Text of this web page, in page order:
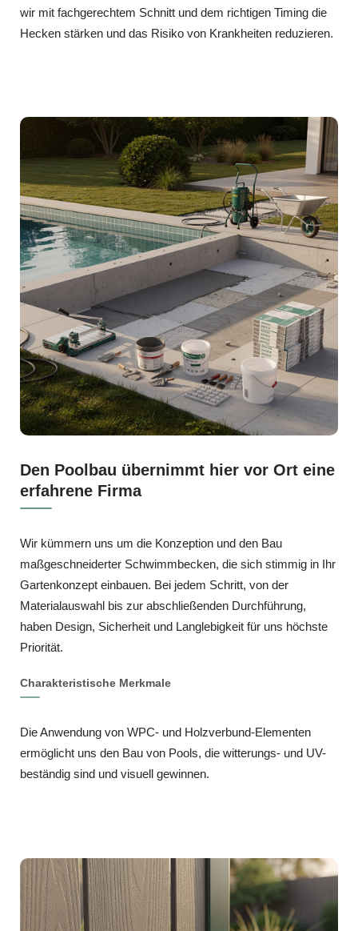
wir mit fachgerechtem Schnitt und dem richtigen Timing die
Hecken stärken und das Risiko von Krankheiten reduzieren.
Den Poolbau übernimmt hier vor Ort eine
erfahrene Firma
Wir kümmern uns um die Konzeption und den Bau
maßgeschneiderter Schwimmbecken, die sich stimmig in Ihr
Gartenkonzept einbauen. Bei jedem Schritt, von der
Materialauswahl bis zur abschließenden Durchführung,
haben Design, Sicherheit und Langlebigkeit für uns höchste
Priorität.
Charakteristische Merkmale
Die Anwendung von WPC- und Holzverbund-Elementen
ermöglicht uns den Bau von Pools, die witterungs- und UV-
beständig sind und visuell gewinnen.